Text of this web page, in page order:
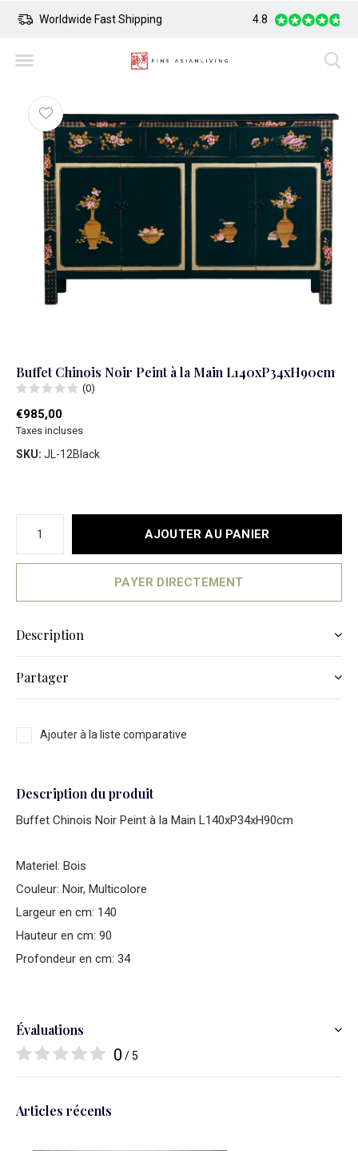
Worldwide Fast Shipping Safe Payment
4.8
Buffet Chinois Noir Peint à la Main L140xP34xH90cm
(0)
€985,00
Taxes incluses
SKU: JL-12Black
AJOUTER AU PANIER
PAYER DIRECTEMENT
Description
Partager
Ajouter à la liste comparative
Description du produit
Buffet Chinois Noir Peint à la Main L140xP34xH90cm
Materiel: Bois
Couleur: Noir, Multicolore
Largeur en cm: 140
Hauteur en cm: 90
Profondeur en cm: 34
Évaluations
0 / 5
Articles récents